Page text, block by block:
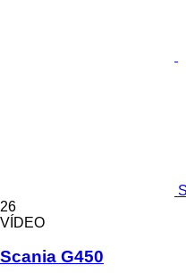
26
VÍDEO
Scania G450